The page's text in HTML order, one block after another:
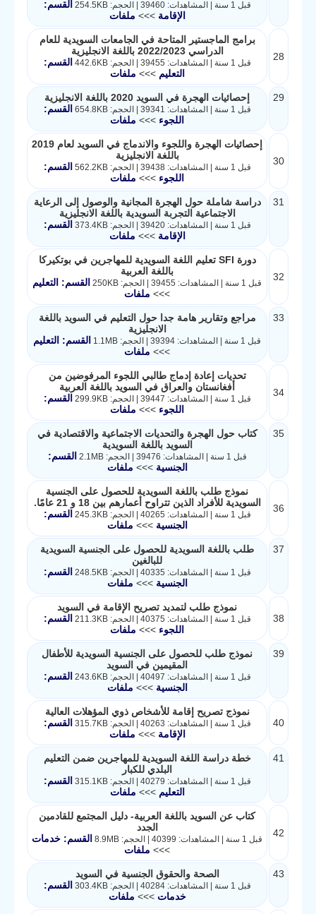
قبل 1 سنة | المشاهدات: 39460 | الحجم: 254.5KB
القسم:
الإقامة>>> ملفات
28
برامج الماجستير المتاحة في الجامعات السويدية للعام
الدراسي 2022/2023 باللغة الانجليزية
قبل 1 سنة | المشاهدات: 39455 | الحجم: 442.6KB
القسم:
التعليم>>> ملفات
29 إحصائيات الهجرة في السويد 2020 باللغة الانجليزية
قبل 1 سنة | المشاهدات: 39341 | الحجم: 654.8KB
القسم:
اللجوء >>> ملفات
30
إحصائيات الهجرة واللجوء والاندماج في السويد لعام 2019
باللغة الانجليزية
قبل 1 سنة | المشاهدات: 39438 | الحجم: 562.2KB
القسم:
اللجوء >>> ملفات
31
دراسة شاملة حول الهجرة المجانية والوصول إلى الرعاية
الاجتماعية التجربة السويدية باللغة الانجليزية
قبل 1 سنة | المشاهدات: 39420 | الحجم: 373.4KB
القسم:
الإقامة>>> ملفات
32
دورة SFI تعليم اللغة السويدية للمهاجرين في بوتكيركا
باللغة العربية
قبل 1 سنة | المشاهدات: 39455 | الحجم: 250KB
القسم: التعليم
>>> ملفات
33
مراجع وتقارير هامة جدا حول التعليم في السويد باللغة
الانجليزية
قبل 1 سنة | المشاهدات: 39394 | الحجم: 1.1MB
القسم: التعليم
>>> ملفات
34
تحديات إعادة إدماج طالبي اللجوء المرفوضين من
أفغانستان والعراق في السويد باللغة العربية
قبل 1 سنة | المشاهدات: 39447 | الحجم: 299.9KB
القسم:
اللجوء >>> ملفات
35
كتاب حول الهجرة والتحديات الاجتماعية والاقتصادية في
السويد باللغة السويدية
قبل 1 سنة | المشاهدات: 39476 | الحجم: 2.1MB
القسم:
الجنسية>>> ملفات
36
نموذج طلب باللغة السويدية للحصول على الجنسية
السويدية للأفراد الذين تتراوح أعمارهم بين 18 و 21 عامًا.
قبل 1 سنة | المشاهدات: 40265 | الحجم: 245.3KB
القسم:
الجنسية>>> ملفات
37
طلب باللغة السويدية للحصول على الجنسية السويدية
للبالغين
قبل 1 سنة | المشاهدات: 40335 | الحجم: 248.5KB
القسم:
الجنسية>>> ملفات
38
نموذج طلب لتمديد تصريح الإقامة في السويد
قبل 1 سنة | المشاهدات: 40375 | الحجم: 211.3KB
القسم:
اللجوء >>> ملفات
39
نموذج طلب للحصول على الجنسية السويدية للأطفال
المقيمين في السويد
قبل 1 سنة | المشاهدات: 40497 | الحجم: 243.6KB
القسم:
الجنسية>>> ملفات
40
نموذج تصريح إقامة للأشخاص ذوي المؤهلات العالية
قبل 1 سنة | المشاهدات: 40263 | الحجم: 315.7KB
القسم:
الإقامة>>> ملفات
41
خطة دراسة اللغة السويدية للمهاجرين ضمن التعليم
البلدي للكبار
قبل 1 سنة | المشاهدات: 40279 | الحجم: 315.1KB
القسم:
التعليم>>> ملفات
42
كتاب عن السويد باللغة العربية- دليل المجتمع للقادمين
الجدد
قبل 1 سنة | المشاهدات: 40399 | الحجم: 8.9MB
القسم: خدمات
>>> ملفات
43 الصحة والحقوق الجنسية في السويد
قبل 1 سنة | المشاهدات: 40284 | الحجم: 303.4KB
القسم:
خدمات>>> ملفات